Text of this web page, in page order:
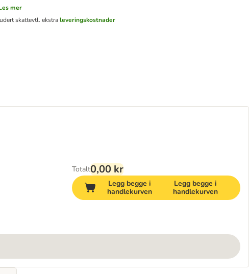
mer
skattevtl. ekstraleveringskostnader
Totalt0,00 kr
Legg begge i
handlekurven
Legg begge i
handlekurven